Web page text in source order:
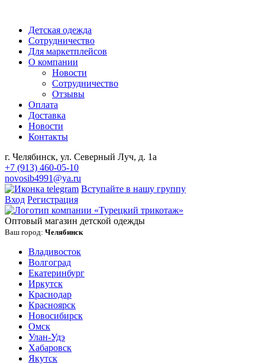
Детская одежда
Сотрудничество
Для маркетплейсов
О компании
Новости
Сотрудничество
Отзывы
Оплата
Доставка
Новости
Контакты
г. Челябинск, ул. Северный Луч, д. 1а
+7 (913) 460-05-10
novosib4991@ya.ru
Вступайте в нашу группу
Вход Регистрация
Оптовый магазин детской одежды
Ваш город: Челябинск
Владивосток
Волгоград
Екатеринбург
Иркутск
Краснодар
Красноярск
Новосибирск
Омск
Улан-Удэ
Хабаровск
Якутск